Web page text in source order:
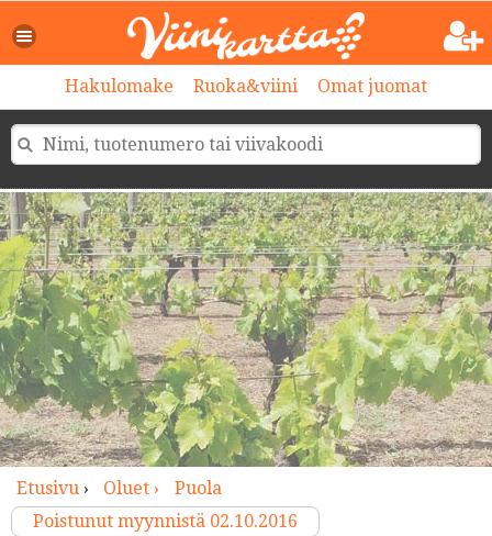
Hakulomake Ruoka&viini Omat juomat
Etusivu› Oluet ›
Puola
Poistunut myynnistä 02.10.2016